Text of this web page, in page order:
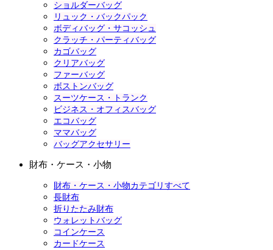
ショルダーバッグ
リュック・バックパック
ボディバッグ・サコッシュ
クラッチ・パーティバッグ
カゴバッグ
クリアバッグ
ファーバッグ
ボストンバッグ
スーツケース・トランク
ビジネス・オフィスバッグ
エコバッグ
ママバッグ
バッグアクセサリー
財布・ケース・小物
財布・ケース・小物カテゴリすべて
長財布
折りたたみ財布
ウォレットバッグ
コインケース
カードケース